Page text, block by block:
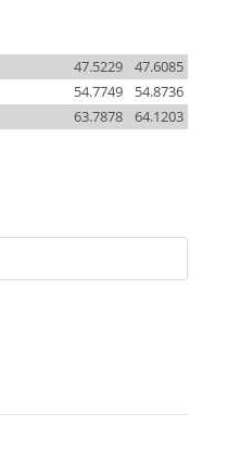
47.6085
47.5229
54.8736
54.7749
64.1203
63.7878